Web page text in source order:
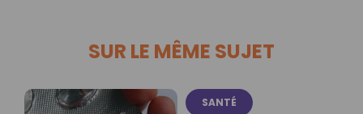
SUR LE MÊME SUJET
SANTÉ